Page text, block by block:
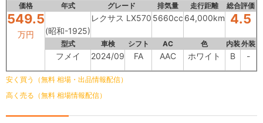
価格 年式 グレード 排気量 走行距離 総合評価
549.5
万円 (昭和-1925)
レクサス LX570 5660cc 64,000km 4.5
型式 車検 シフト AC 色 内装外装
フメイ 2024/09 FA AAC ホワイト B -
安く買う（無料 相場・出品情報配信）
高く売る（無料 相場情報配信）